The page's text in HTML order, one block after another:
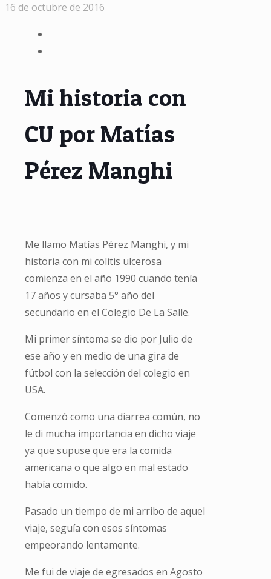
16 de octubre de 2016
Mi historia con
CU por Matías
Pérez Manghi
Me llamo Matías Pérez Manghi, y mi
historia con mi colitis ulcerosa
comienza en el año 1990 cuando tenía
17 años y cursaba 5° año del
secundario en el Colegio De La Salle.
Mi primer síntoma se dio por Julio de
ese año y en medio de una gira de
fútbol con la selección del colegio en
USA.
Comenzó como una diarrea común, no
le di mucha importancia en dicho viaje
ya que supuse que era la comida
americana o que algo en mal estado
había comido.
Pasado un tiempo de mi arribo de aquel
viaje, seguía con esos síntomas
empeorando lentamente.
Me fui de viaje de egresados en Agosto